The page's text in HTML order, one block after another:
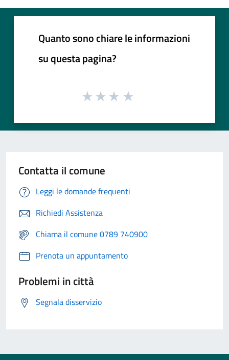
Quanto sono chiare le informazioni
su questa pagina?
Contatta il comune
Leggi le domande frequenti
Richiedi Assistenza
Chiama il comune 0789 740900
Prenota un appuntamento
Problemi in città
Segnala disservizio